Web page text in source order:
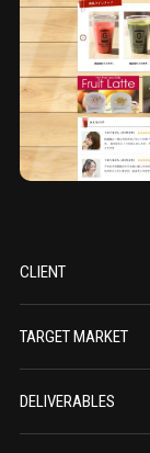
CLIENT
TARGET MARKET
DELIVERABLES